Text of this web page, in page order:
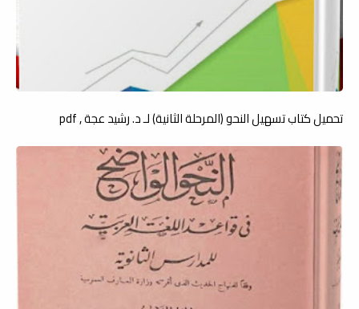
تحميل كتاب تسهيل النحو (المرحلة الثانية) لـ د. رشيد عجة , pdf